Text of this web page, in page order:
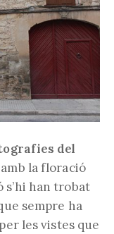
del
la floració
s’hi han trobat
sempre ha
les vistes que